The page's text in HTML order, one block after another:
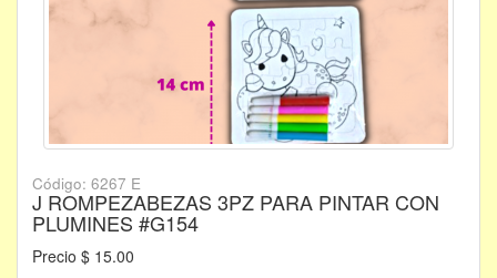
Código: 6267 E
J ROMPEZABEZAS 3PZ PARA PINTAR CON
PLUMINES #G154
Precio $ 15.00